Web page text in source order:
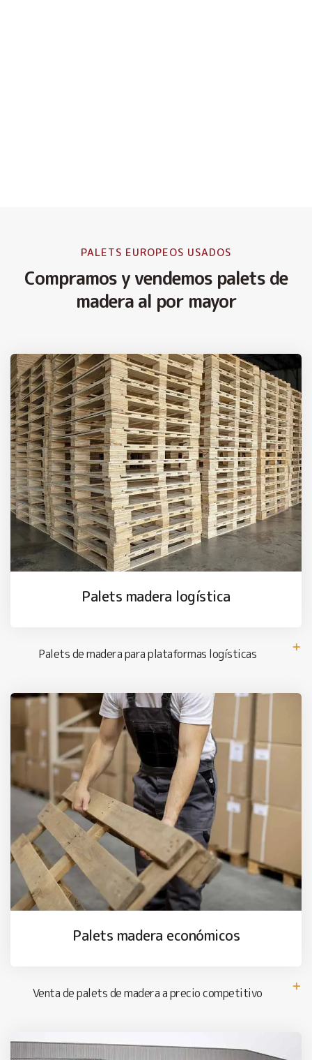
PALETS EUROPEOS USADOS
Compramos y vendemos palets de
madera al por mayor
Palets madera logística
Palets de madera para plataformas logísticas
Palets madera económicos
Venta de palets de madera a precio competitivo